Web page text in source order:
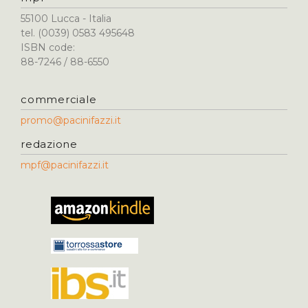
55100 Lucca - Italia
tel. (0039) 0583 495648
ISBN code:
88-7246 / 88-6550
commerciale
promo@pacinifazzi.it
redazione
mpf@pacinifazzi.it